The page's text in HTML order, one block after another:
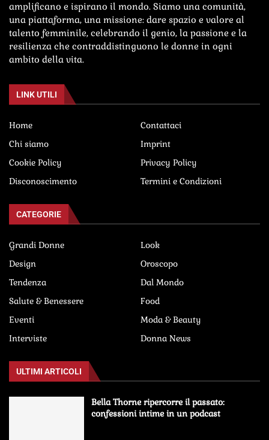
amplificano e ispirano il mondo. Siamo una comunità,
una piattaforma, una missione: dare spazio e valore al
talento femminile, celebrando il genio, la passione e la
resilienza che contraddistinguono le donne in ogni
ambito della vita.
LINK UTILI
Home
Contattaci
Chi siamo
Imprint
Cookie Policy
Privacy Policy
Disconoscimento
Termini e Condizioni
CATEGORIE
Grandi Donne
Look
Design
Oroscopo
Tendenza
Dal Mondo
Salute & Benessere
Food
Eventi
Moda & Beauty
Interviste
Donna News
ULTIMI ARTICOLI
Bella Thorne ripercorre il passato:
confessioni intime in un podcast